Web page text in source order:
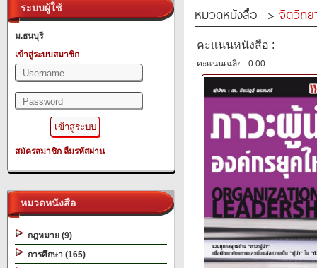
ระบบผู้ใช้
ม.ธนบุรี
เข้าสู่ระบบสมาชิก
สมัครสมาชิก ลืมรหัสผ่าน
หมวดหนังสือ
กฎหมาย (9)
การศึกษา (165)
หมวดหนังสือ -> จิตวิทย
คะแนนหนังสือ :
คะแนนเฉลี่ย : 0.00